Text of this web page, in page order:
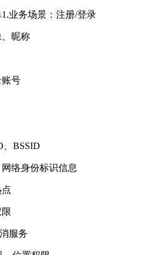
业务场景：注册/登录
昵称
号
、BSSID
络身份标识信息
服务